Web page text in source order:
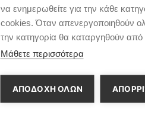
να ενημερωθείτε για την κάθε
cookies. Όταν απενεργοποιηθούν
την κατηγορία θα καταργηθούν
Μάθετε περισσότερα
ΑΠΟΔΟΧΗ ΟΛΩΝ